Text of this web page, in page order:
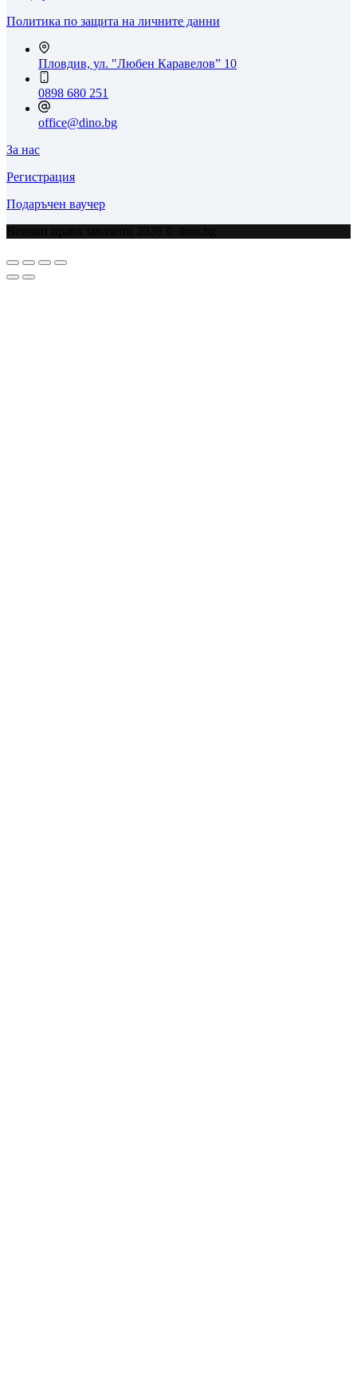
Политика по защита на личните данни
Пловдив, ул. "Любен Каравелов” 10
0898 680 251
office@dino.bg
За нас
Регистрация
Подаръчен ваучер